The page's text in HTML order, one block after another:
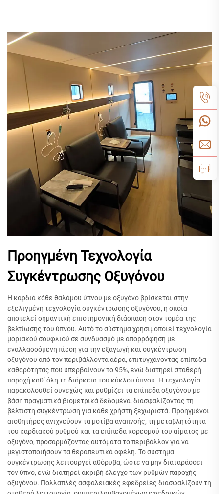
Προηγμένη Τεχνολογία
Συγκέντρωσης Οξυγόνου
Η καρδιά κάθε θαλάμου ύπνου με οξυγόνο βρίσκεται στην
εξελιγμένη τεχνολογία συγκέντρωσης οξυγόνου, η οποία
αποτελεί σημαντική επιστημονική διάσπαση στον τομέα της
βελτίωσης του ύπνου. Αυτό το σύστημα χρησιμοποιεί τεχνολογία
μοριακού σουφλιού σε συνδυασμό με απορρόφηση με
εναλλασσόμενη πίεση για την εξαγωγή και συγκέντρωση
οξυγόνου από τον περιβάλλοντα αέρα, επιτυγχάνοντας επίπεδα
καθαρότητας που υπερβαίνουν το 95%, ενώ διατηρεί σταθερή
παροχή καθ’ όλη τη διάρκεια του κύκλου ύπνου. Η τεχνολογία
παρακολουθεί συνεχώς και ρυθμίζει τα επίπεδα οξυγόνου με
βάση πραγματικά βιομετρικά δεδομένα, διασφαλίζοντας τη
βέλτιστη συγκέντρωση για κάθε χρήστη ξεχωριστά. Προηγμένοι
αισθητήρες ανιχνεύουν τα μοτίβα αναπνοής, τη μεταβλητότητα
του καρδιακού ρυθμού και τα επίπεδα κορεσμού του αίματος με
οξυγόνο, προσαρμόζοντας αυτόματα το περιβάλλον για να
μεγιστοποιήσουν τα θεραπευτικά οφέλη. Το σύστημα
συγκέντρωσης λειτουργεί αθόρυβα, ώστε να μην διαταράσσει
τον ύπνο, ενώ διατηρεί ακριβή έλεγχο των ρυθμών παροχής
οξυγόνου. Πολλαπλές ασφαλειακές εφεδρείες διασφαλίζουν τη